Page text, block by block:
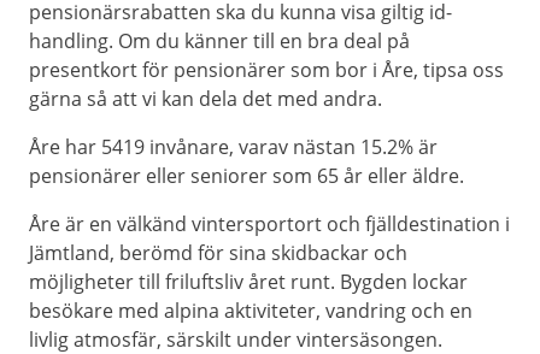
pensionärsrabatten ska du kunna visa giltig id-
handling. Om du känner till en bra deal på
presentkort för pensionärer som bor i Åre, tipsa oss
gärna så att vi kan dela det med andra.
Åre har 5419 invånare, varav nästan 15.2% är
pensionärer eller seniorer som 65 år eller äldre.
Åre är en välkänd vintersportort och fjälldestination i
Jämtland, berömd för sina skidbackar och
möjligheter till friluftsliv året runt. Bygden lockar
besökare med alpina aktiviteter, vandring och en
livlig atmosfär, särskilt under vintersäsongen.